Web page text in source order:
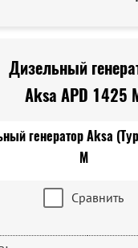
Дизельный
Aksa APD 1425
Сравнить